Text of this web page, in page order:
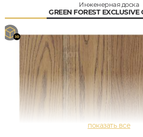
Инженерная доска
GREEN FOREST